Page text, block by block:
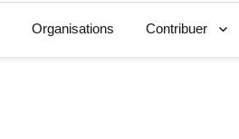
Organisations Contribuer